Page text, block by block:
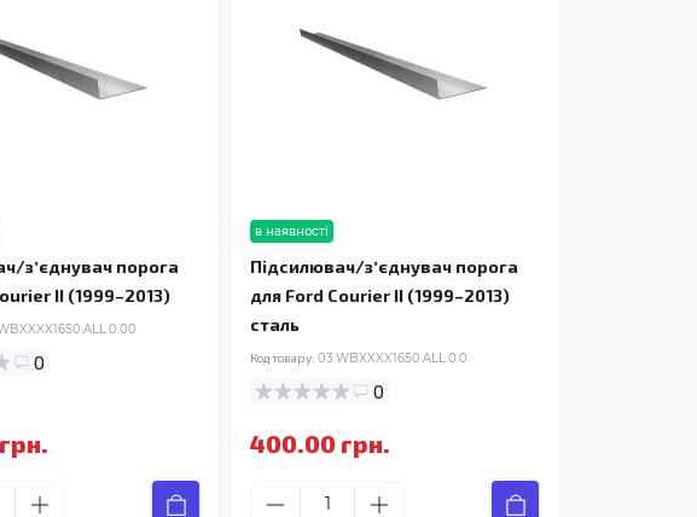
зʼєднувач порога
II (1999–2013)
0
в наявності
Підсилювач/зʼєднувач порога
для Ford Courier II (1999–2013)
сталь
Код товару: 03.WBXXXX1650.ALL.0.0
0
400.00 грн.